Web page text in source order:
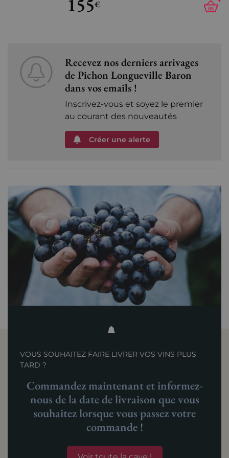
155€
Recevez nos derniers arrivages
de Pichon Longueville Baron
dans vos emails !
Inscrivez-vous et soyez le premier
au courant des nouveautés
Créer une alerte
VOUS SOUHAITEZ FAIRE LIVRER VOS VINS PLUS
TARD ?
Commandez maintenant et informez-
nous de la date de livraison que vous
souhaitez lorsque vous passez votre
commande !